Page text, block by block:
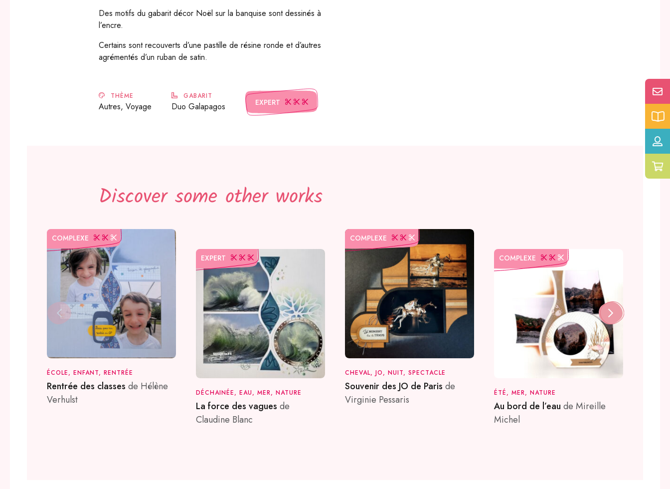
Des motifs du gabarit décor Noël sur la banquise sont dessinés à
l’encre.
Certains sont recouverts d’une pastille de résine ronde et d’autres
agrémentés d’un ruban de satin.
THÈME
Autres, Voyage
GABARIT
Duo Galapagos EXPERT
Discover some other works
COMPLEXE
ÉCOLE, ENFANT, RENTRÉE
Rentrée des classesde Hélène
Verhulst
EXPERT
DÉCHAINÉE, EAU, MER, NATURE
La force des vaguesde
Claudine Blanc
COMPLEXE
CHEVAL, JO, NUIT, SPECTACLE
Souvenir des JO de Parisde
Virginie Pessaris
COMPLEXE
ÉTÉ, MER, NATURE
Au bord de l’eaude Mireille
Michel